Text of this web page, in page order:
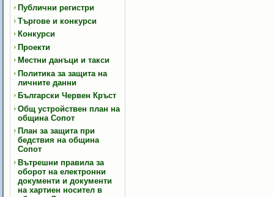
Публични регистри
Търгове и конкурси
Конкурси
Проекти
Местни данъци и такси
Политика за защита на
личните данни
Български Червен Кръст
Общ устройствен план на
община Сопот
План за защита при
бедствия на община
Сопот
Вътрешни правила за
оборот на електронни
документи и документи
на хартиен носител в